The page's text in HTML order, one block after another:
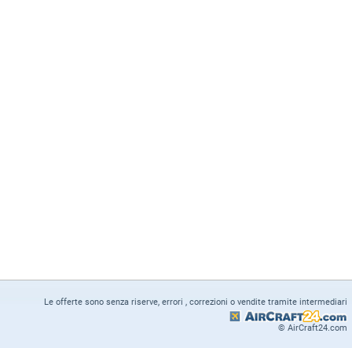
Le offerte sono senza riserve, errori , correzioni o vendite tramite intermediari
© AirCraft24.com